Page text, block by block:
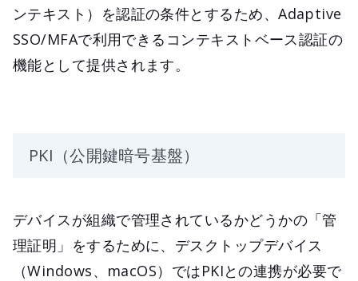
ンテキスト）を認証の条件とするため、Adaptive
SSO/MFAで利用できるコンテキストベース認証の
機能として提供されます。
PKI（公開鍵暗号基盤）
デバイスが組織で管理されているかどうかの「管
理証明」をするために、デスクトップデバイス
（Windows、macOS）ではPKIとの連携が必要で